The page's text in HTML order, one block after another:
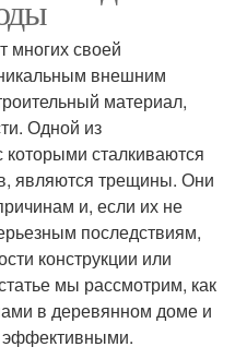
многих своей
внешним
материал,
Одной из
сталкиваются
являются трещины. Они
и, если их не
последствиям,
конструкции или
мы рассмотрим, как
в деревянном доме и
эффективными.